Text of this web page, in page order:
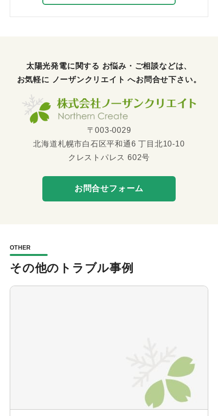
太陽光発電に関する お悩み・ご相談などは、
お気軽に
ノーザンクリエイトへお問合せ下さい。
〒003-0029
北海道札幌市白石区平和通6 丁目北10-10
クレストパレス 602号
お問合せフォーム
OTHER
その他のトラブル事例